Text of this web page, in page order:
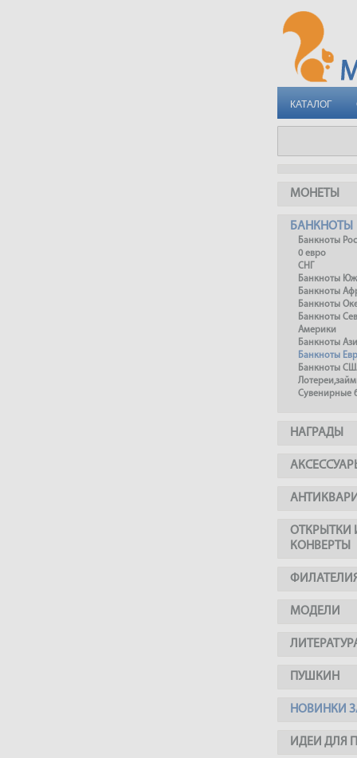
КАТАЛОГ
МОНЕТЫ
БАНКНОТЫ
Банкноты
0 евро
СНГ
Банкноты
Банкноты
Банкноты
Банкноты
Америки
Банкноты
Банкноты
Банкноты
Сувенирные
НАГРАДЫ
ОТКРЫТКИ
КОНВЕРТЫ
МОДЕЛИ
ПУШКИН
НОВИНКИ
ИДЕИ ДЛЯ